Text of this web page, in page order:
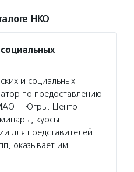
НКО
и социальных
по предоставлению
– Югры. Центр
курсы
для представителей
оказывает им…